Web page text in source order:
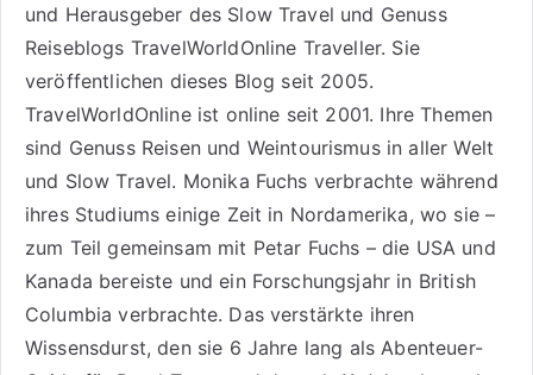
und Herausgeber des Slow Travel und Genuss
Reiseblogs TravelWorldOnline Traveller. Sie
veröffentlichen dieses Blog seit 2005.
TravelWorldOnline ist online seit 2001. Ihre Themen
sind Genuss Reisenund Weintourismusin aller Welt
und Slow Travel. Monika Fuchs verbrachte während
ihres Studiums einige Zeit in Nordamerika, wo sie –
zum Teil gemeinsam mit Petar Fuchs – die USA und
Kanada bereiste und ein Forschungsjahr in British
Columbia verbrachte. Das verstärkte ihren
Wissensdurst, den sie 6 Jahre lang als Abenteuer-